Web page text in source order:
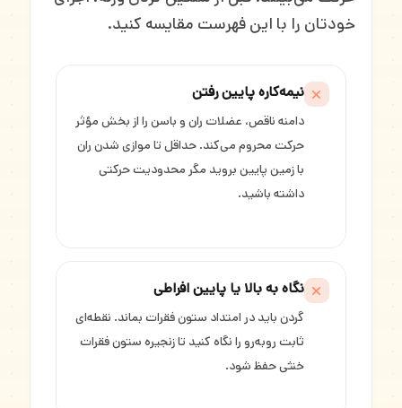
خودتان را با این فهرست مقایسه کنید.
نیمه‌کاره پایین رفتن
دامنه ناقص، عضلات ران و باسن را از بخش مؤثر
حرکت محروم می‌کند. حداقل تا موازی شدن ران
با زمین پایین بروید مگر محدودیت حرکتی
داشته باشید.
نگاه به بالا یا پایین افراطی
گردن باید در امتداد ستون فقرات بماند. نقطه‌ای
ثابت روبه‌رو را نگاه کنید تا زنجیره ستون فقرات
خنثی حفظ شود.